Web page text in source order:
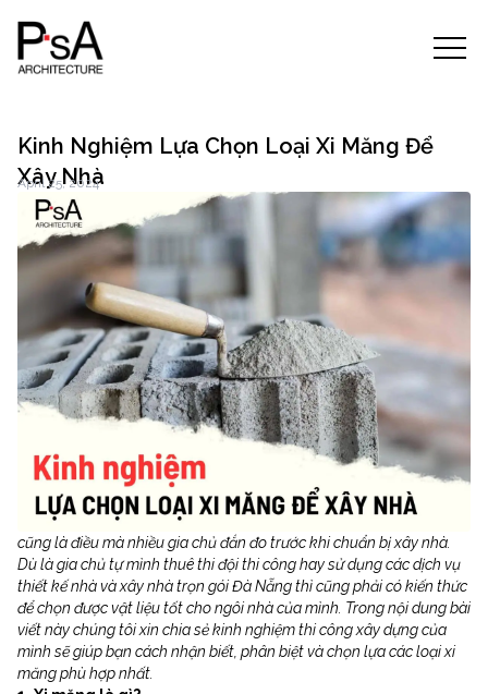
Kinh Nghiệm Lựa Chọn Loại Xi Măng Để
Xây Nhà
April 25, 2024
cũng là điều mà nhiều gia chủ đắn đo trước khi chuẩn bị xây nhà.
Dù là gia chủ tự mình thuê thi đội thi công hay sử dụng các dịch vụ
thiết kế nhà và xây nhà trọn gói Đà Nẵng thì cũng phải có kiến thức
để chọn được vật liệu tốt cho ngôi nhà của mình. Trong nội dung bài
viết này chúng tôi xin chia sẻ kinh nghiệm thi công xây dựng của
mình sẽ giúp bạn cách nhận biết, phân biệt và chọn lựa các loại xi
măng phù hợp nhất.